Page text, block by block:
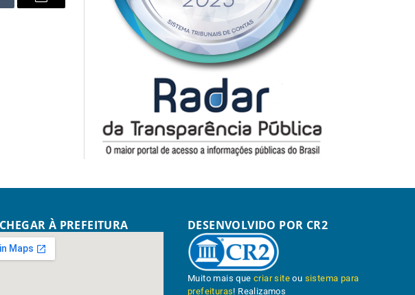
Email
À PREFEITURA DESENVOLVIDO POR CR2
Muito mais quecriar site ou sistema para
prefeituras! Realizamos